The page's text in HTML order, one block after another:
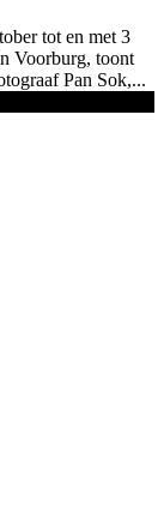
tot en met 3
Voorburg, toont
Pan Sok,...